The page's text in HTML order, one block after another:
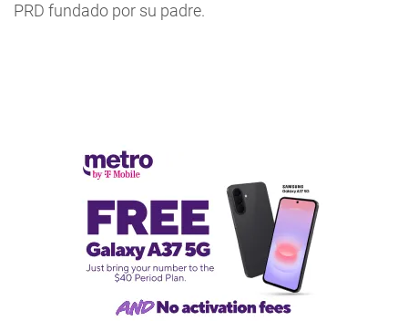
PRD fundado por su padre.